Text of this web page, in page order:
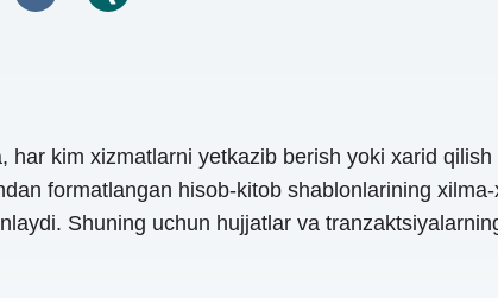
kim xizmatlarni yetkazib berish yoki xarid
formatlangan hisob-kitob shablonlarining
Shuning uchun hujjatlar va